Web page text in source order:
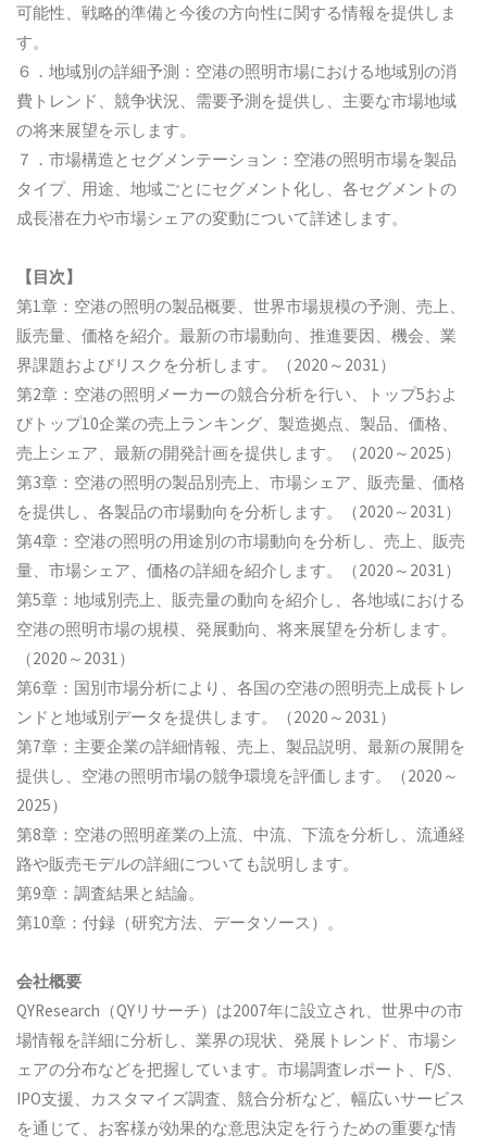
可能性、戦略的準備と今後の方向性に関する情報を提供しま
す。
６．地域別の詳細予測：空港の照明市場における地域別の消
費トレンド、競争状況、需要予測を提供し、主要な市場地域
の将来展望を示します。
７．市場構造とセグメンテーション：空港の照明市場を製品
タイプ、用途、地域ごとにセグメント化し、各セグメントの
成長潜在力や市場シェアの変動について詳述します。
【目次】
第1章：空港の照明の製品概要、世界市場規模の予測、売上、
販売量、価格を紹介。最新の市場動向、推進要因、機会、業
界課題およびリスクを分析します。（2020～2031）
第2章：空港の照明メーカーの競合分析を行い、トップ5およ
びトップ10企業の売上ランキング、製造拠点、製品、価格、
売上シェア、最新の開発計画を提供します。（2020～2025）
第3章：空港の照明の製品別売上、市場シェア、販売量、価格
を提供し、各製品の市場動向を分析します。（2020～2031）
第4章：空港の照明の用途別の市場動向を分析し、売上、販売
量、市場シェア、価格の詳細を紹介します。（2020～2031）
第5章：地域別売上、販売量の動向を紹介し、各地域における
空港の照明市場の規模、発展動向、将来展望を分析します。
（2020～2031）
第6章：国別市場分析により、各国の空港の照明売上成長トレ
ンドと地域別データを提供します。（2020～2031）
第7章：主要企業の詳細情報、売上、製品説明、最新の展開を
提供し、空港の照明市場の競争環境を評価します。（2020～
2025）
第8章：空港の照明産業の上流、中流、下流を分析し、流通経
路や販売モデルの詳細についても説明します。
第9章：調査結果と結論。
第10章：付録（研究方法、データソース）。
会社概要
QYResearch（QYリサーチ）は2007年に設立され、世界中の市
場情報を詳細に分析し、業界の現状、発展トレンド、市場シ
ェアの分布などを把握しています。市場調査レポート、F/S、
IPO支援、カスタマイズ調査、競合分析など、幅広いサービス
を通じて、お客様が効果的な意思決定を行うための重要な情